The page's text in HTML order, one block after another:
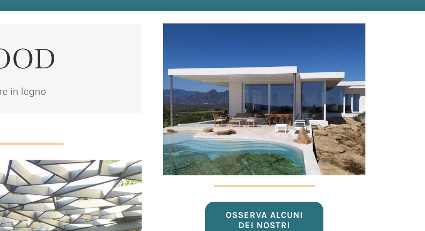
OSSERVA ALCUNI
DEI NOSTRI
LAVORI
SCOPRI QUALI
SONO I NOSTRI